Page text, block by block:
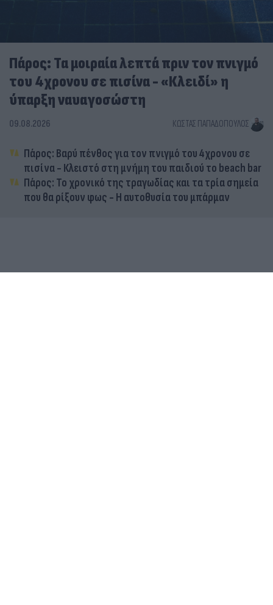
Πάρος: Τα μοιραία λεπτά πριν τον πνιγμό
του 4χρονου σε πισίνα - «Κλειδί» η
ύπαρξη ναυαγοσώστη
09.08.2026 ΚΏΣΤΑΣ ΠΑΠΑΔΌΠΟΥΛΟΣ
Πάρος: Βαρύ πένθος για τον πνιγμό του 4χρονου σε
πισίνα - Κλειστό στη μνήμη του παιδιού το beach bar
Πάρος: Το χρονικό της τραγωδίας και τα τρία σημεία
που θα ρίξουν φως - Η αυτοθυσία του μπάρμαν